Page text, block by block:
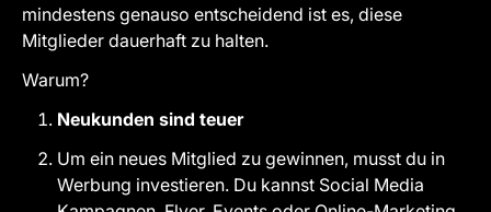
mindestens genauso entscheidend ist es, diese
Mitglieder dauerhaft zu halten.
Warum?
Neukunden sind teuer
Um ein neues Mitglied zu gewinnen, musst du in
Werbung investieren. Du kannst Social Media